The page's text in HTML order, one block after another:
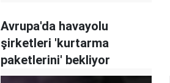
Avrupa'da havayolu
şirketleri 'kurtarma
paketlerini' bekliyor